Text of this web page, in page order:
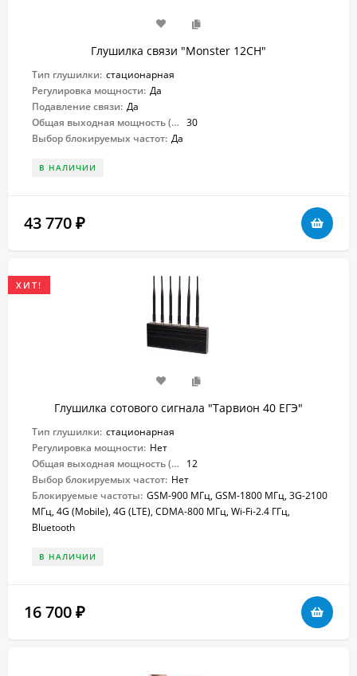
Глушилка связи "Monster 12CH"
Тип глушилки: стационарная
Регулировка мощности: Да
Подавление связи: Да
Общая выходная мощность (Вт): 30
Выбор блокируемых частот: Да
В НАЛИЧИИ
43 770 ₽
ХИТ!
Глушилка сотового сигнала "Тарвион ​40 ЕГЭ"
Тип глушилки: стационарная
Регулировка мощности: Нет
Общая выходная мощность (Вт):
12
Выбор блокируемых частот: Нет
Блокируемые частоты: GSM-900 МГц, GSM-1800 МГц, 3G-2100
МГц, 4G (Mobile), 4G (LTE), CDMA-800 МГц, Wi-Fi-2.4 ГГц,
Bluetooth
В НАЛИЧИИ
16 700 ₽